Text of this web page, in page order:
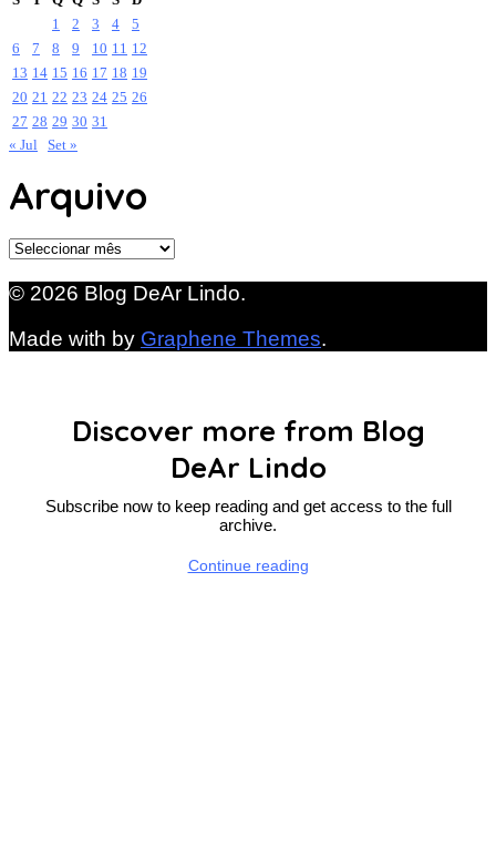
1
2 3 4
5
6
7 8 9 10 11 12
13 14 15 16 17 18 19
20 21 22 23 24 25 26
27 28 29 30 31
« Jul Set »
Arquivo
Arquivo
© 2026 Blog DeAr Lindo.
Made with by Graphene Themes.
Discover more from Blog
DeAr Lindo
Subscribe now to keep reading and get access to the full
archive.
Continue reading